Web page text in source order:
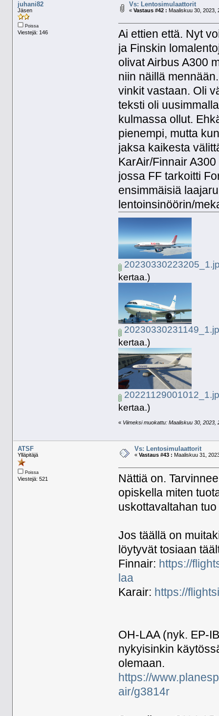
juhani82
Jäsen
Poissa
Viestejä: 146
Vs: Lentosimulaattorit
« Vastaus #42 : Maaliskuu 30, 2023,
Ai ettien että. Nyt
ja Finskin
olivat Airbus A300
niin näillä
vinkit vastaan. Oli
teksti oli
kulmassa ollut.
pienempi, mutta
jaksa kaikesta
KarAir/Finnair
jossa FF tarkoitti
ensimmäisiä
lentoinsinöörin/
kertaa.)
kertaa.)
kertaa.)
« Viimeksi muokattu: Maaliskuu 30, 2023,
ATSF
Ylläpitäjä
Poissa
Viestejä: 521
Vs: Lentosimulaattorit
« Vastaus #43 : Maaliskuu 31,
Nättiä on.
opiskella miten
uskottavaltahan
Jos täällä on
löytyvät tosiaan
Finnair: https://
laa
Karair: https://
OH-LAA (nyk. EP-
nykyisinkin
olemaan.
https://
air/g3814r